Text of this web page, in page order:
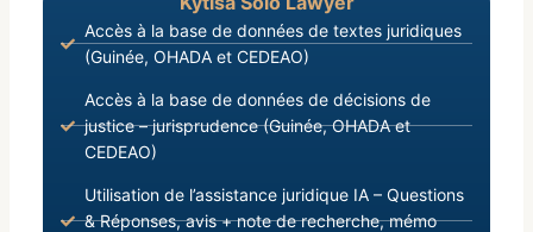
Accès à la base de données de textes juridiques
(Guinée, OHADA et CEDEAO)
Accès à la base de données de décisions de
justice – jurisprudence (Guinée, OHADA et
CEDEAO)
Utilisation de l’assistance juridique IA – Questions
& Réponses, avis + note de recherche, mémo